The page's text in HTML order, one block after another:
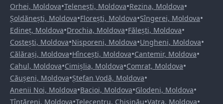
Orhei, Moldova•Telenești, Moldova•Rezina, Moldova•
Șoldănești, Moldova•Florești, Moldova•Sîngerei, Moldova•
Edineț, Moldova•Drochia, Moldova•Fălești, Moldova•
Costești, Moldova•Nisporeni, Moldova•Ungheni, Moldova•
Călărași, Moldova•Hîncești, Moldova•Cantemir, Moldova•
Cahul, Moldova•Cimișlia, Moldova•Comrat, Moldova•
Căușeni, Moldova•Ștefan Vodă, Moldova•
Anenii Noi, Moldova•Bacioi, Moldova•Glodeni, Moldova•
Țînțăreni, Moldova•Telecentru, Chișinău•Vatra, Moldova•